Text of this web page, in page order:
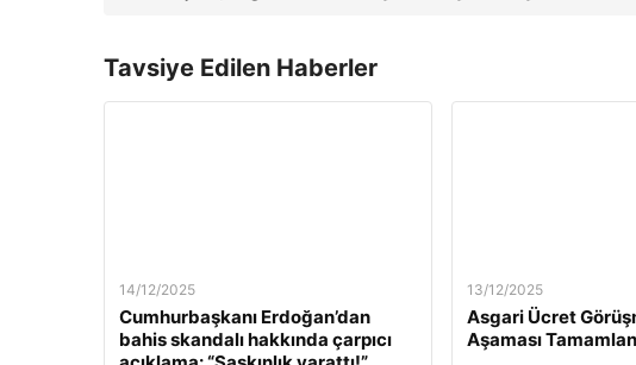
Tavsiye Edilen Haberler
14/12/2025
Cumhurbaşkanı Erdoğan’dan
bahis skandalı hakkında çarpıcı
13/12/2025
Asgari Ücret
Aşaması